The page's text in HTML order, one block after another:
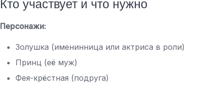
Кто участвует и что нужно
Персонажи:
Золушка (именинница или актриса в роли)
Принц (её муж)
Фея-крёстная (подруга)